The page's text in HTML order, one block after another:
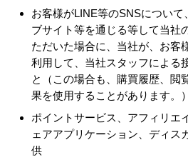
お客様がLINE等のSNSについて
ブサイト等を通じる等して当社
ただいた場合に、当社が、お客
利用して、当社スタッフによる
と（この場合も、購買履歴、閲
果を使用することがあります。）
ポイントサービス、アフィリエ
ェアアプリケーション、ディス
供